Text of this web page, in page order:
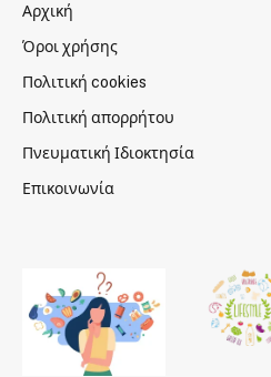
Αρχική
Όροι χρήσης
Πολιτική cookies
Πολιτική απορρήτου
Πνευματική Ιδιοκτησία
Επικοινωνία